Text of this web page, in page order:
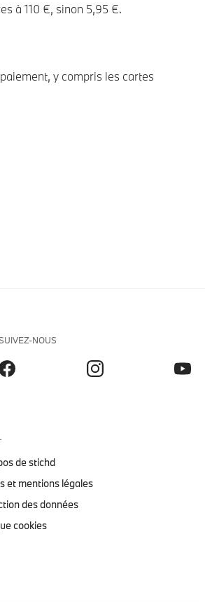
à 110 €, sinon 5,95 €.
y compris les cartes
NOUS
de stichd
et mentions légales
des données
cookies